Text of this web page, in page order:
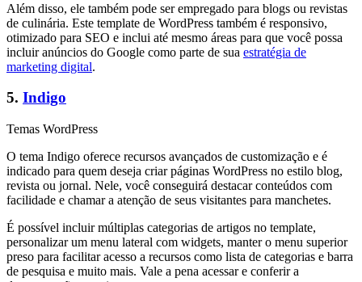
Além disso, ele também pode ser empregado para blogs ou revistas
de culinária. Este template de WordPress também é responsivo,
otimizado para SEO e inclui até mesmo áreas para que você possa
incluir anúncios do Google como parte de sua estratégia de
marketing digital.
5. Indigo
Temas WordPress
O tema Indigo oferece recursos avançados de customização e é
indicado para quem deseja criar páginas WordPress no estilo blog,
revista ou jornal. Nele, você conseguirá destacar conteúdos com
facilidade e chamar a atenção de seus visitantes para manchetes.
É possível incluir múltiplas categorias de artigos no template,
personalizar um menu lateral com widgets, manter o menu superior
preso para facilitar acesso a recursos como lista de categorias e barra
de pesquisa e muito mais. Vale a pena acessar e conferir a